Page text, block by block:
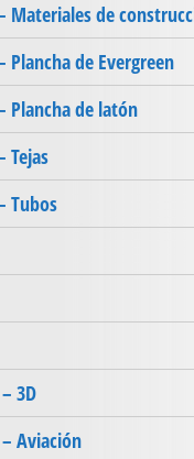
Materiales de
Plancha de Evergreen
Plancha de latón
Tejas
Tubos
3D
Aviación